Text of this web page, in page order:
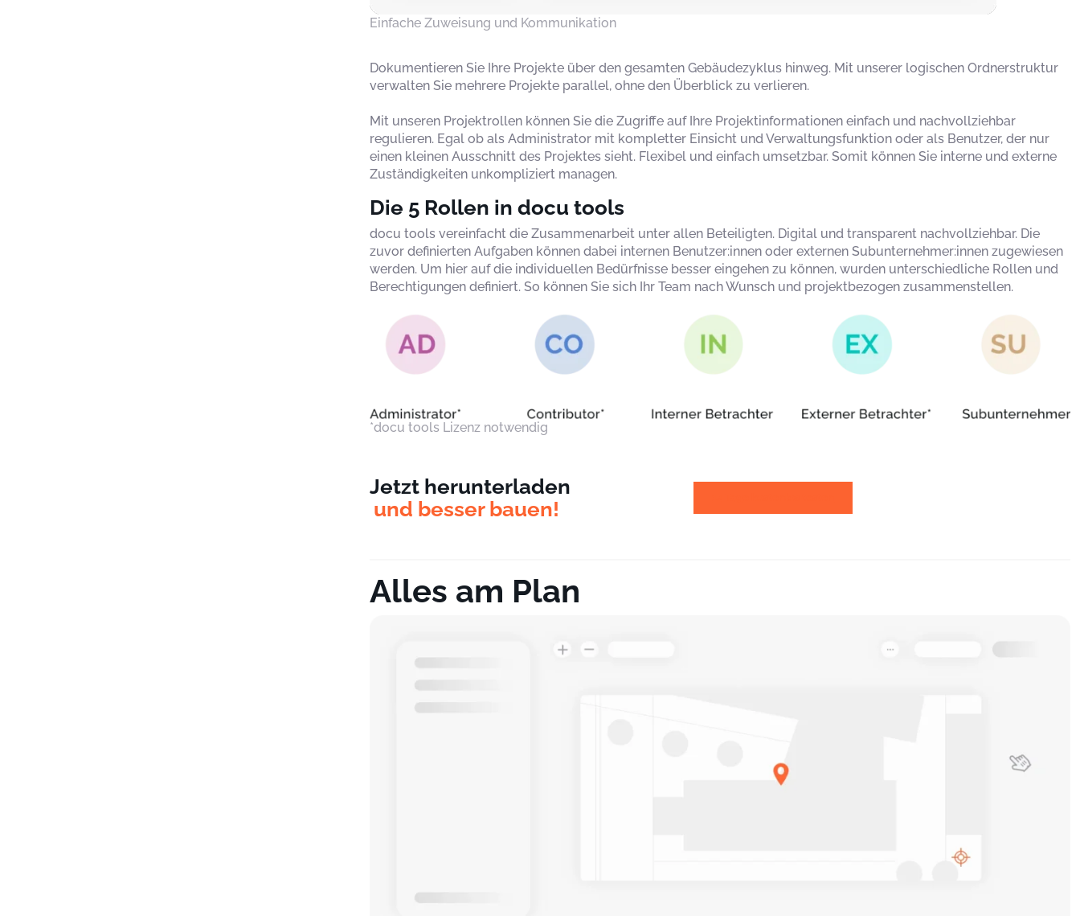
Einfache Zuweisung und Kommunikation
Dokumentieren Sie Ihre Projekte über den gesamten Gebäudezyklus hinweg. Mit unserer logischen Ordnerstruktur
verwalten Sie mehrere Projekte parallel, ohne den Überblick zu verlieren.
Mit unseren Projektrollen können Sie die Zugriffe auf Ihre Projektinformationen einfach und nachvollziehbar
regulieren. Egal ob als Administrator mit kompletter Einsicht und Verwaltungsfunktion oder als Benutzer, der nur
einen kleinen Ausschnitt des Projektes sieht. Flexibel und einfach umsetzbar. Somit können Sie interne und externe
Zuständigkeiten unkompliziert managen.
Die 5 Rollen in docu tools
docu tools vereinfacht die Zusammenarbeit unter allen Beteiligten. Digital und transparent nachvollziehbar. Die
zuvor definierten Aufgaben können dabei internen Benutzer:innen oder externen Subunternehmer:innen zugewiesen
werden. Um hier auf die individuellen Bedürfnisse besser eingehen zu können, wurden unterschiedliche Rollen und
Berechtigungen definiert. So können Sie sich Ihr Team nach Wunsch und projektbezogen zusammenstellen.
*docu tools Lizenz notwendig
Jetzt herunterladen
und besser bauen!
Alles am Plan